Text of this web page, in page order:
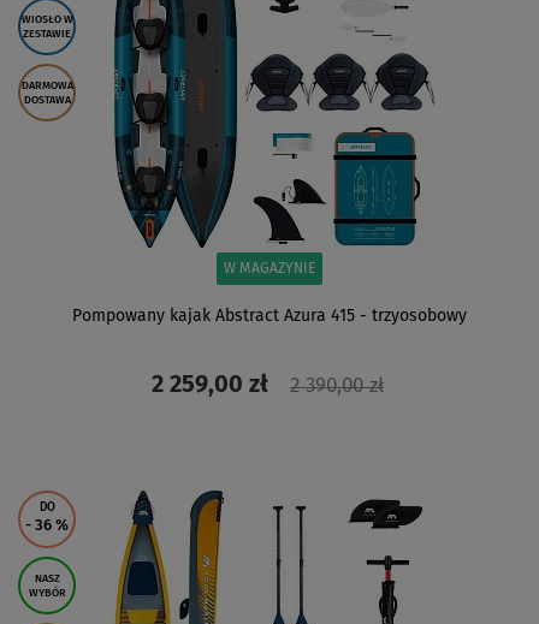
WIOSŁO W
ZESTAWIE
DARMOWA
DOSTAWA
W MAGAZYNIE
Pompowany kajak Abstract Azura 415 - trzyosobowy
2 259,00 zł 2 390,00 zł
DO
- 36 %
NASZ
WYBÓR